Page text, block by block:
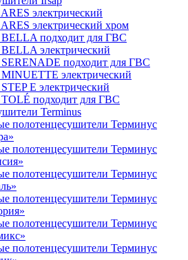
электрический
электрический хром
подходит для ГВС
электрический
подходит для ГВС
электрический
E электрический
подходит для ГВС
Terminus
полотенцесушители Терминус
полотенцесушители Терминус
полотенцесушители Терминус
полотенцесушители Терминус
полотенцесушители Терминус
полотенцесушители Терминус